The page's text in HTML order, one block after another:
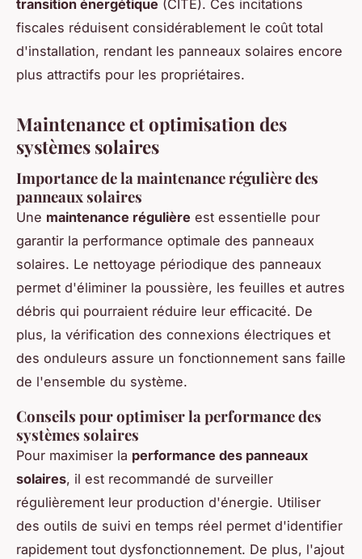
transition énergétique (CITE). Ces incitations
fiscales réduisent considérablement le coût total
d'installation, rendant les panneaux solaires encore
plus attractifs pour les propriétaires.
Maintenance et optimisation des
systèmes solaires
Importance de la maintenance régulière des
panneaux solaires
Une maintenance régulière est essentielle pour
garantir la performance optimale des panneaux
solaires. Le nettoyage périodique des panneaux
permet d'éliminer la poussière, les feuilles et autres
débris qui pourraient réduire leur efficacité. De
plus, la vérification des connexions électriques et
des onduleurs assure un fonctionnement sans faille
de l'ensemble du système.
Conseils pour optimiser la performance des
systèmes solaires
Pour maximiser la performance des panneaux
solaires, il est recommandé de surveiller
régulièrement leur production d'énergie. Utiliser
des outils de suivi en temps réel permet d'identifier
rapidement tout dysfonctionnement. De plus, l'ajout